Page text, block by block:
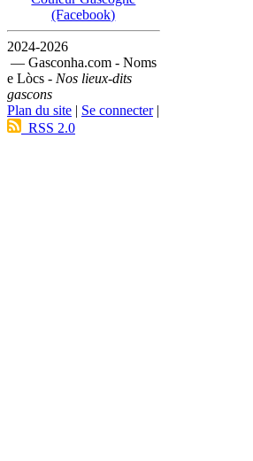
(Facebook)
2024-2026
— Gasconha.com - Noms
e Lòcs - Nos lieux-dits
gascons
Plan du site | Se connecter|
RSS 2.0